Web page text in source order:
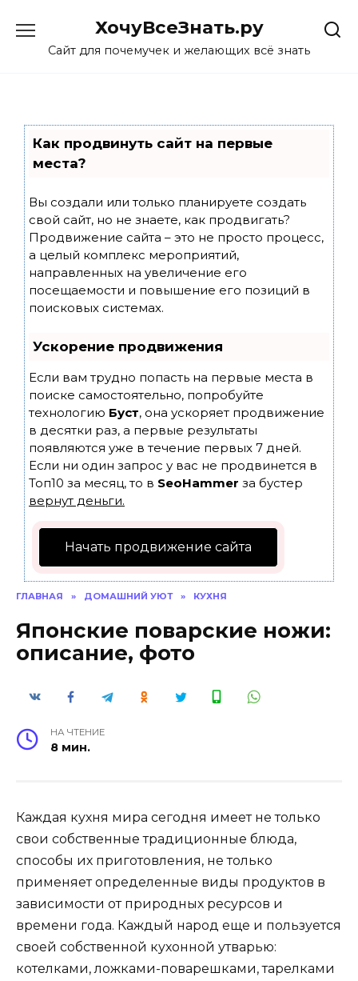
content
ХочуВсеЗнать.ру
Сайт для почемучек и желающих всё знать
Как продвинуть сайт на первые
места?
Вы создали или только планируете создать
свой сайт, но не знаете, как продвигать?
Продвижение сайта – это не просто процесс,
а целый комплекс мероприятий,
направленных на увеличение его
посещаемости и повышение его позиций в
поисковых системах.
Ускорение продвижения
Если вам трудно попасть на первые места в
поиске самостоятельно, попробуйте
технологию Буст, она ускоряет продвижение
в десятки раз, а первые результаты
появляются уже в течение первых 7 дней.
Если ни один запрос у вас не продвинется в
Топ10 за месяц, то в SeoHammer за бустер
вернут деньги.
Начать продвижение сайта
ГЛАВНАЯ » ДОМАШНИЙ УЮТ » КУХНЯ
Японские поварские ножи:
описание, фото
НА ЧТЕНИЕ
8 мин.
Каждая кухня мира сегодня имеет не только
свои собственные традиционные блюда,
способы их приготовления, не только
применяет определенные виды продуктов в
зависимости от природных ресурсов и
времени года. Каждый народ еще и пользуется
своей собственной кухонной утварью:
котелками, ложками-поварешками, тарелками